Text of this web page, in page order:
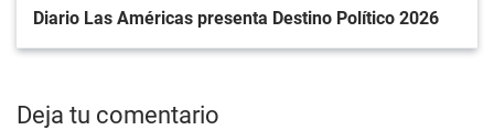
Diario Las Américas presenta Destino Político 2026
Deja tu comentario